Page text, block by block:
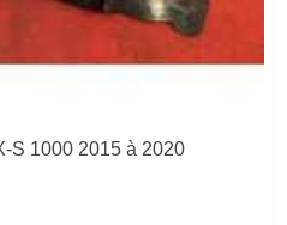
S 1000 2015 à 2020